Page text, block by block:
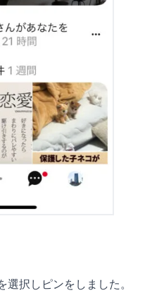
択しピンをしました。